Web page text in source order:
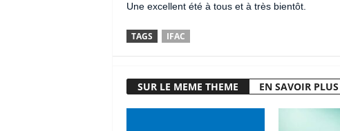
Une excellent été à tous et à très bientôt.
TAGS IFAC
SUR LE MEME THEME EN SAVOIR